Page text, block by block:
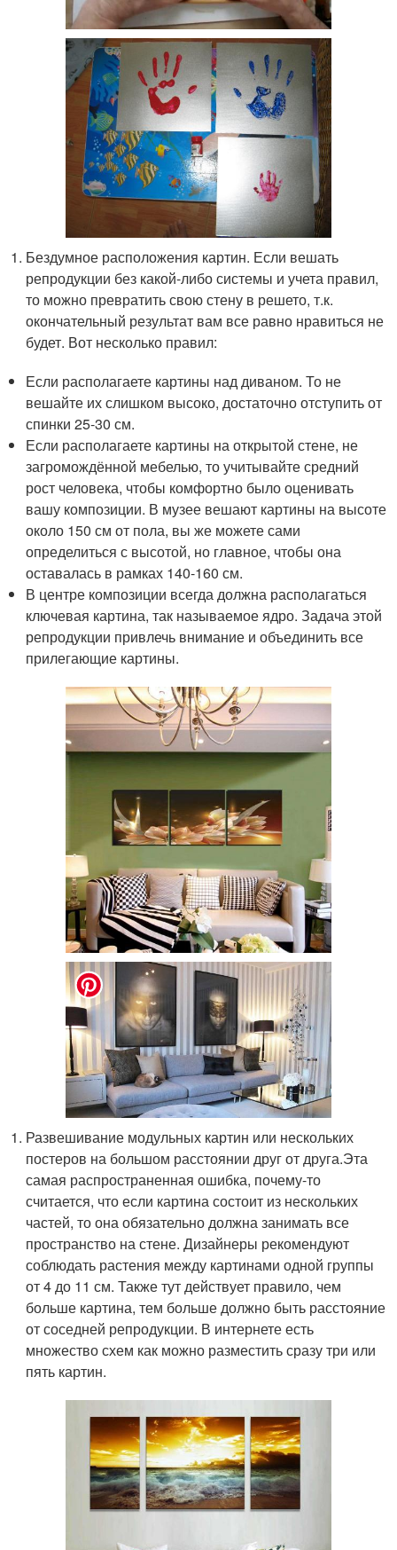
Бездумное расположения картин. Если вешать
репродукции без какой-либо системы и учета правил,
то можно превратить свою стену в решето, т.к.
окончательный результат вам все равно нравиться не
будет. Вот несколько правил:
Если располагаете картины над диваном. То не
вешайте их слишком высоко, достаточно отступить от
спинки 25-30 см.
Если располагаете картины на открытой стене, не
загромождённой мебелью, то учитывайте средний
рост человека, чтобы комфортно было оценивать
вашу композиции. В музее вешают картины на высоте
около 150 см от пола, вы же можете сами
определиться с высотой, но главное, чтобы она
оставалась в рамках 140-160 см.
В центре композиции всегда должна располагаться
ключевая картина, так называемое ядро. Задача этой
репродукции привлечь внимание и объединить все
прилегающие картины.
Развешивание модульных картин или нескольких
постеров на большом расстоянии друг от друга.Эта
самая распространенная ошибка, почему-то
считается, что если картина состоит из нескольких
частей, то она обязательно должна занимать все
пространство на стене. Дизайнеры рекомендуют
соблюдать растения между картинами одной группы
от 4 до 11 см. Также тут действует правило, чем
больше картина, тем больше должно быть расстояние
от соседней репродукции. В интернете есть
множество схем как можно разместить сразу три или
пять картин.